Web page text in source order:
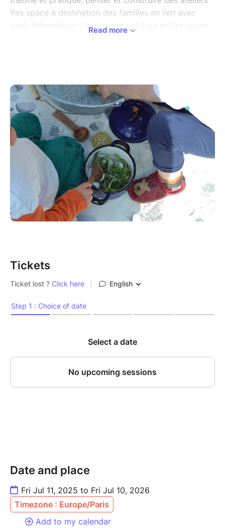
Yes space à destination des familles en lien avec
deux thématiques : Yes space peinture et Yes space
- Mise en avant de pédagogues qui se sont emparés
des questions de l’activité spontanée, libre et
autonome.
- Partage d’expériences et exemples de mises en
place concrètes en lien avec les thématiques.
- Temps d’exploration et de manipulation d’éléments
en petit groupe.
- Création de base sensorielle, notamment la
peinture.
Prochaine date : vendredi 10 juillet 2026
participer à la préparation de l'atelier le vendredi en
soirée (de 19h30 à 21h environ sur site à Lyon 2) ainsi
qu'à l'observation d'un atelier parent-enfant Yes
atelier yes space et remise en place de l'atelier). Un
vous inscrire au créneau qui vous intéresse dès
inscription.
Read more
Tickets
Date and place
Fri Jul 11, 2025 to Fri Jul 10, 2026
Timezone : Europe/Paris
Add to my calendar